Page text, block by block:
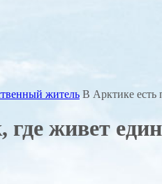
житель В Арктике есть
где живет